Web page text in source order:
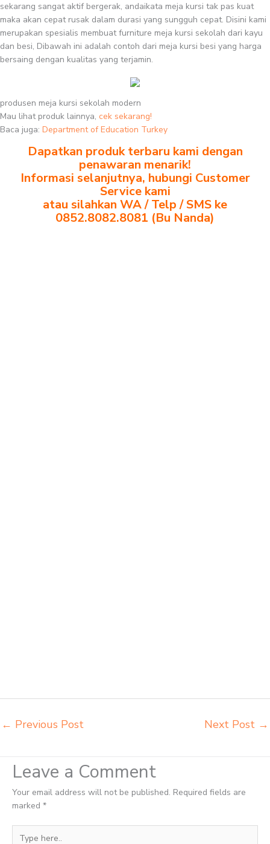
sekarang sangat aktif bergerak, andaikata meja kursi tak pas kuat
maka akan cepat rusak dalam durasi yang sungguh cepat. Disini kami
merupakan spesialis membuat furniture meja kursi sekolah dari kayu
dan besi, Dibawah ini adalah contoh dari meja kursi besi yang harga
bersaing dengan kualitas yang terjamin.
produsen meja kursi sekolah modern
Mau lihat produk lainnya, cek sekarang!
Baca juga: Department of Education Turkey
Dapatkan produk terbaru kami dengan
penawaran menarik!
Informasi selanjutnya, hubungi Customer
Service kami
atau silahkan WA / Telp / SMS ke
0852.8082.8081 (Bu Nanda)
← Previous Post Next Post →
Leave a Comment
Your email address will not be published. Required fields are
marked *